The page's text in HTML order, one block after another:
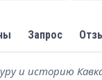
Запрос
и историю